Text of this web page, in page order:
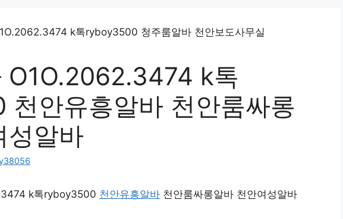
O1O.2062.3474 k톡
안유흥알바 천안룸싸롱
성알바
k톡ryboy3500 천안유흥알바 천안룸싸롱알바 천안여성알바